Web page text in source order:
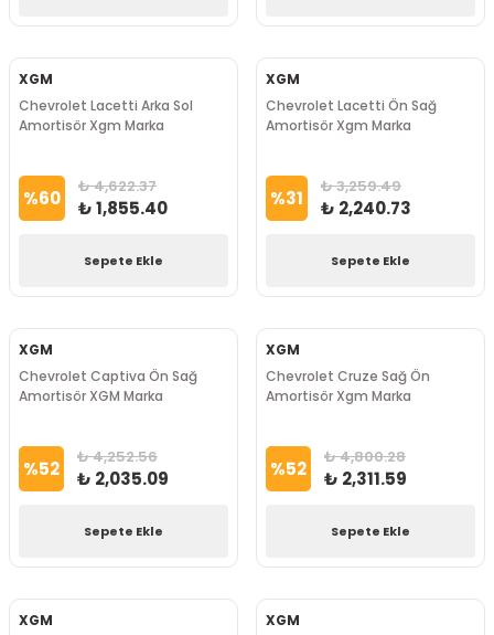
XGM
Chevrolet Lacetti Arka Sol
Amortisör Xgm Marka
%60 ₺ 4,622.37
₺ 1,855.40
Sepete Ekle
XGM
Chevrolet Lacetti Ön Sağ
Amortisör Xgm Marka
%31 ₺ 3,259.49
₺ 2,240.73
Sepete Ekle
XGM
Chevrolet Captiva Ön Sağ
Amortisör XGM Marka
%52 ₺ 4,252.56
₺ 2,035.09
Sepete Ekle
XGM
Chevrolet Cruze Sağ Ön
Amortisör Xgm Marka
%52 ₺ 4,800.28
₺ 2,311.59
Sepete Ekle
XGM
XGM